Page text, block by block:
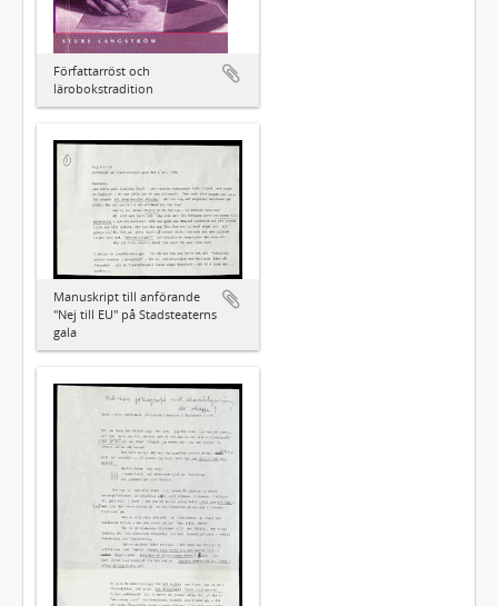
Författarröst och
lärobokstradition
Manuskript till anförande
"Nej till EU" på Stadsteaterns
gala